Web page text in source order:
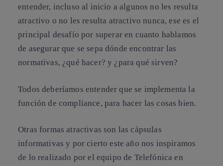
entender, incluso al inicio a algunos no les resulta
atractivo o no les resulta atractivo nunca, ese es el
principal desafío por superar en cuanto hablamos
de asegurar que se sepa dónde encontrar las
normativas, ¿qué hacer? y ¿para qué sirven?
Todos deberíamos entender que se implementa la
función de compliance, para hacer las cosas bien.
Otras formas atractivas son las cápsulas
informativas y por cierto este año nos inspiramos
de lo realizado por el equipo de Telefónica en